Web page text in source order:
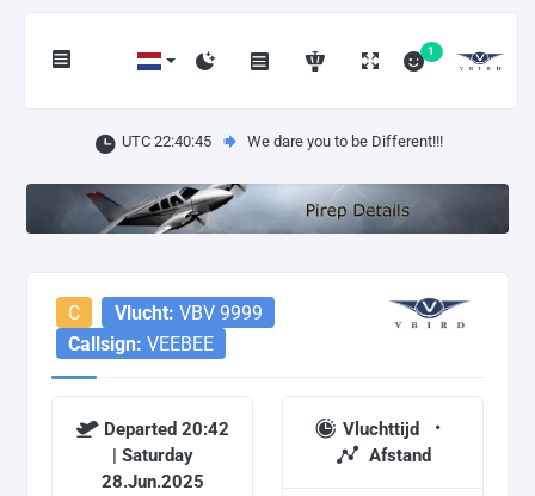
1
UTC 22:40:45 We dare you to be Different!!!
C Vlucht: VBV 9999
Callsign: VEEBEE
Departed 20:42
| Saturday
28.Jun.2025
Vluchttijd
Afstand